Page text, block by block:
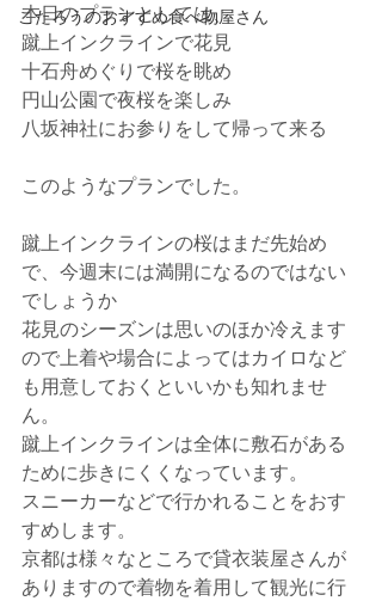
こたろうのおすすめ食べ物屋さん
本日のプランとしては、
蹴上インクラインで花見
十石舟めぐりで桜を眺め
円山公園で夜桜を楽しみ
八坂神社にお参りをして帰って来る
このようなプランでした。
蹴上インクラインの桜はまだ先始め
で、今週末には満開になるのではない
でしょうか
花見のシーズンは思いのほか冷えます
ので上着や場合によってはカイロなど
も用意しておくといいかも知れませ
ん。
蹴上インクラインは全体に敷石がある
ために歩きにくくなっています。
スニーカーなどで行かれることをおす
すめします。
京都は様々なところで貸衣装屋さんが
ありますので着物を着用して観光に行